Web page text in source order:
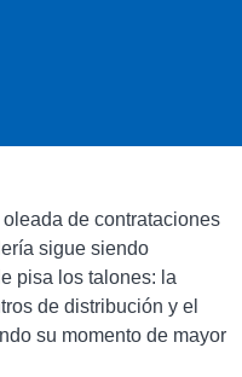
de contrataciones
sigue siendo
pisa los talones: la
de distribución y el
su momento de mayor